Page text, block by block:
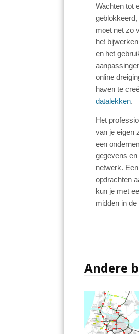
Wachten tot
geblokkeerd,
moet net zo
het
en het
online
haven te
datalekken.
Het
van je eigen
een
gegevens en
netwerk.
opdrachten
kun je met
midden in de
Andere